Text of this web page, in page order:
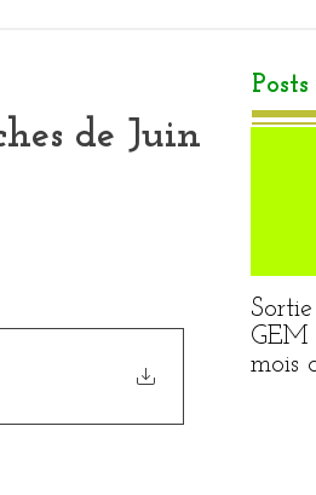
de Juin
GEM
mois